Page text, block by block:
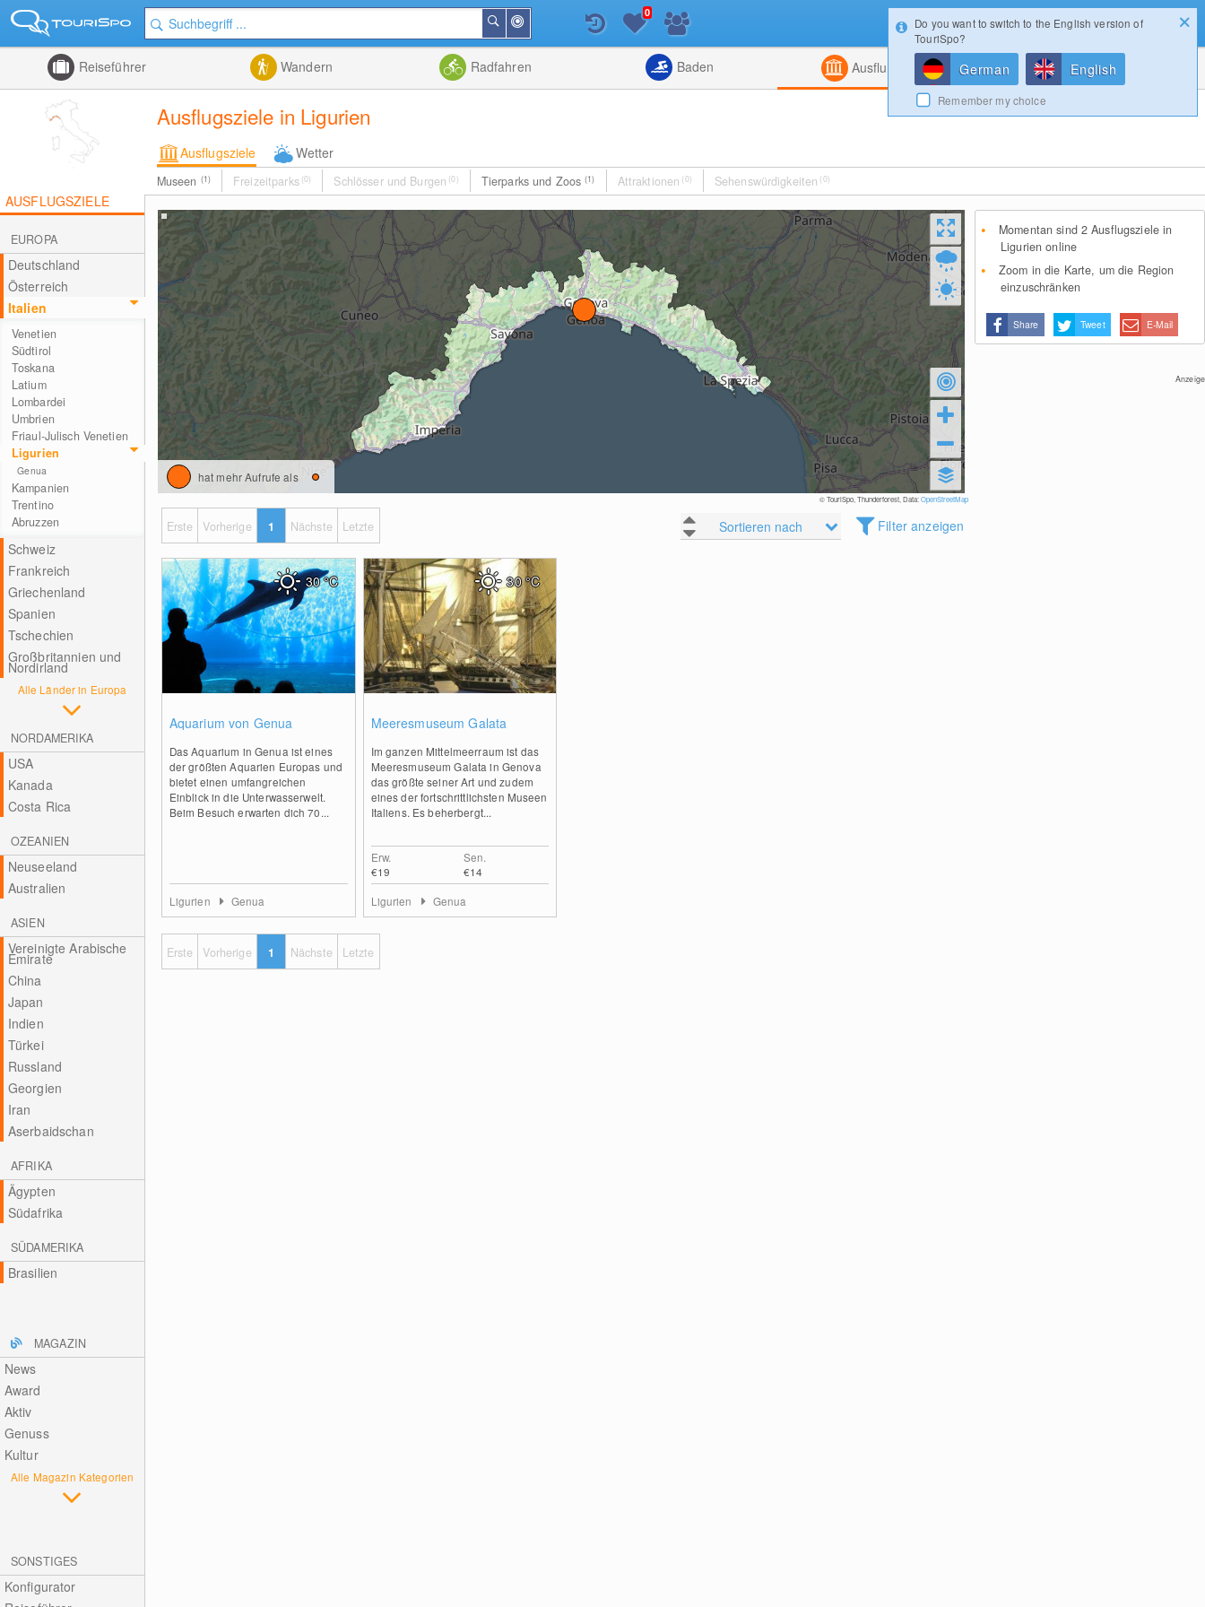
der
Nähe
Suchen
Listenansicht
Kombiniert
0
Reiseführer Wandern Radfahren Baden Ausflugsziele Magazin
Ausflugsziele in Ligurien
Ausflugsziele Wetter
Museen (1) Freizeitparks (0) Schlösser und Burgen (0) Tierparks und Zoos(1) Attraktionen (0) Sehenswürdigkeiten (0)
AUSFLUGSZIELE
EUROPA
Deutschland
Österreich
Italien
Venetien
Südtirol
Toskana
Latium
Lombardei
Umbrien
Friaul-Julisch Venetien
Ligurien
Genua
Kampanien
Trentino
Abruzzen
Schweiz
Frankreich
Griechenland
Spanien
Tschechien
Großbritannien und
Nordirland
Alle Länder in Europa
NORDAMERIKA
USA
Kanada
Costa Rica
OZEANIEN
Neuseeland
Australien
ASIEN
Vereinigte Arabische
Emirate
China
Japan
Indien
Türkei
Russland
Georgien
Iran
Aserbaidschan
AFRIKA
Ägypten
Südafrika
SÜDAMERIKA
Brasilien
MAGAZIN
News
Award
Aktiv
Genuss
Kultur
Alle Magazin Kategorien
SONSTIGES
Konfigurator
hat mehr Aufrufe als
© TouriSpo, Thunderforest, Data:OpenStreetMap
Sortieren nach Filter anzeigen
Erste Vorherige 1 Nächste Letzte
Aquarium von Genua
Das Aquarium in Genua ist eines
der größten Aquarien Europas und
bietet einen umfangreichen
Einblick in die Unterwasserwelt.
Beim Besuch erwarten dich 70...
30°C
Ligurien Genua
Meeresmuseum Galata
Im ganzen Mittelmeerraum ist das
Meeresmuseum Galata in Genova
das größte seiner Art und zudem
eines der fortschrittlichsten Museen
Italiens. Es beherbergt...
Erw.
€19
Sen.
€14
30°C
Ligurien Genua
Erste Vorherige 1 Nächste Letzte
Momentan sind 2 Ausflugsziele in
Ligurien online
Zoom in die Karte, um die Region
einzuschränken
Share Tweet E-Mail
Anzeige
Login
Do you want to switch to the English version of
TouriSpo?
German English
Remember my choice
Konfigurator Gewinnspiele